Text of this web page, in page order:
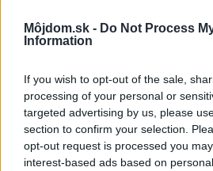
Môjdom.sk - Do Not Process
Information
If you wish to opt-out of the sale,
processing of your personal or
targeted advertising by us, please
section to confirm your selection.
opt-out request is processed you
interest-based ads based on